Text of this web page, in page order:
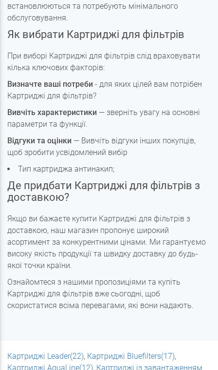
встановлюються та потребують мінімального
обслуговування.
Як вибрати Картриджі для фільтрів
При виборі Картриджі для фільтрів слід враховувати
кілька ключових факторів:
Визначте ваші потреби - для яких цілей вам потрібен
Картриджі для фільтрів?
Вивчіть характеристики — зверніть увагу на основні
параметри та функції.
Відгуки та оцінки — Вивчіть відгуки інших покупців,
щоб зробити усвідомлений вибір
Тип картриджа антинакип;
Де придбати Картриджі для фільтрів з
доставкою?
Якщо ви бажаєте купити Картриджі для фільтрів з
доставкою, наш магазин пропонує широкий
асортимент за конкурентними цінами. Ми гарантуємо
високу якість продукції та швидку доставку до будь-
якої точки країни.
Ознайомтеся з нашими пропозиціями та купіть
Картриджі для фільтрів вже сьогодні, щоб
скористатися всіма перевагами, які вони надають.
Картриджі Leader(22), Картриджі Bluefilters(17),
Картриджі AquaLine(12), Картриджі із завантаженням